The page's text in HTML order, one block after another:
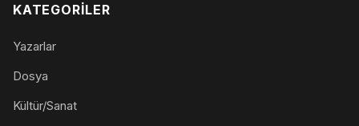
KATEGORILER
Yazarlar
Dosya
Kültür/Sanat